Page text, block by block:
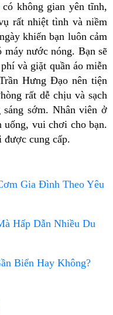
không gian yên tĩnh,
rất nhiệt tình và niềm
khiến bạn luôn cảm
máy nước nóng. Bạn sẽ
và giặt quần áo miễn
Hưng Đạo nên tiện
rất dễ chịu và sạch
sớm. Nhân viên ở
uống, vui chơi cho bạn.
được cung cấp.
Gia Đình Theo Yêu
Hấp Dẫn Nhiều Du
Biển Hay Không?